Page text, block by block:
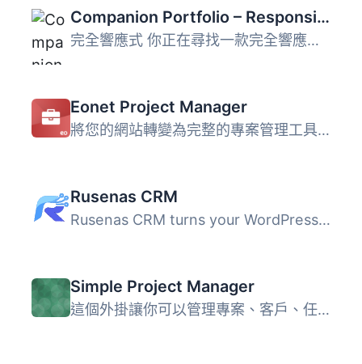
Companion Portfolio – Responsive Portfolio Plugin
完全響應式 你正在尋找一款完全響應式的投資組合外掛嗎？那就...
Eonet Project Manager
將您的網站轉變為完整的專案管理工具。 Eonet Project Manage...
Rusenas CRM
Rusenas CRM turns your WordPress admin into a small but c...
Simple Project Manager
這個外掛讓你可以管理專案、客戶、任務，並且能夠建立 PDF 發...